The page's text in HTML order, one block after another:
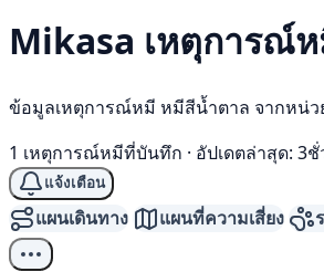
Mikasa เหตุการณ์
ข้อมูลเหตุการณ์หมี หมีสีน้ำตาล จากหน่ว
1 เหตุการณ์หมีที่บันทึก · อัปเดตล่าสุด: 3
แจ้งเตือน
แผนเดินทาง แผนที่ความเสี่ยง